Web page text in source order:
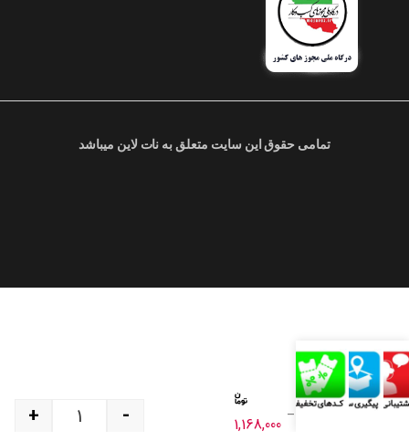
تمامی حقوق این سایت متعلق به نات لاین میباشد
چای سفید – 1,168,000
-
+